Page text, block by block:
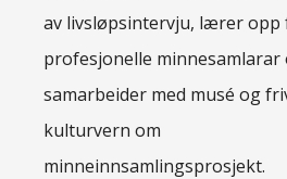
av livsløpsintervju, lærer opp
profesjonelle minnesamlarar
samarbeider med musé og
kulturvern om
minneinnsamlingsprosjekt.